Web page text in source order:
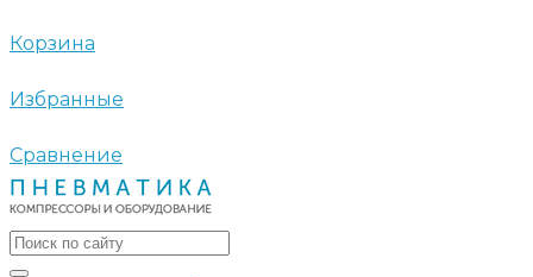
Корзина
Избранные
Сравнение